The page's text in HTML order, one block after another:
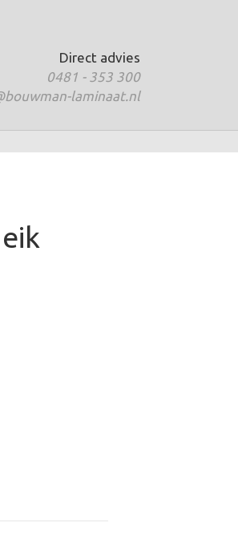
Direct advies
0481 - 353 300
laminaat.nl